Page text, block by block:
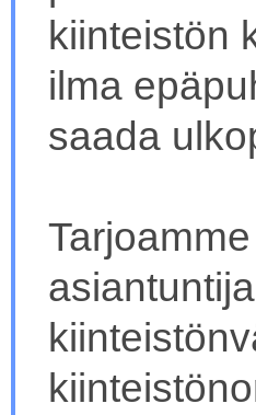
kiinteistön
ilma
saada